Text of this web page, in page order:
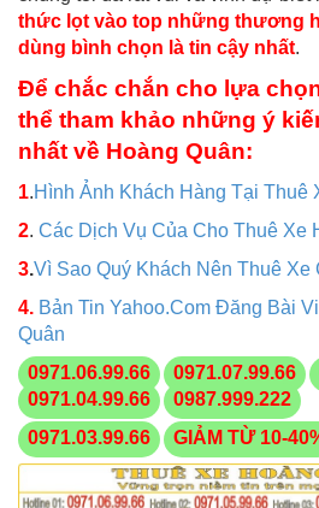
thức lọt vào top những thương
dùng bình chọn là tin cậy nhất.
Để chắc chắn cho lựa
thể tham khảo những ý
nhất về Hoàng Quân:
1.Hình Ảnh Khách Hàng Tại Thuê
2. Các Dịch Vụ Của Cho Thuê Xe
3.Vì Sao Quý Khách Nên Thuê Xe
4. Bản Tin Yahoo.Com Đăng Bài
Quân
0971.06.99.66
0971.07.99.66
0971.04.99.66
0987.999.222
0971.03.99.66
GIẢM TỪ 10-